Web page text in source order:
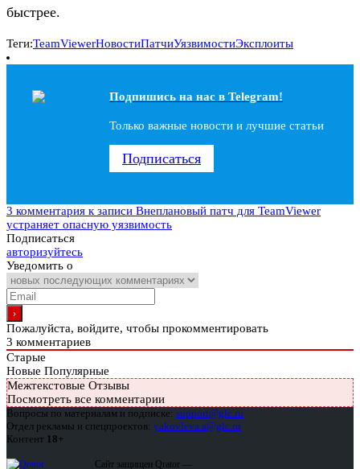
быстрее.
Теги:TeamViewerНовостиПатчиУязвимостиЭксплоиты
Подпишись на наc в Telegram!
Только важные новости и лучшие статьи
Подписаться
3 комментария к записи Внеплановый патч для TeamViewer
устраняет опасную уязвимость
Подписаться
авторизуйтесь
Уведомить о
Пожалуйста, войдите, чтобы прокомментировать
3 комментариев
Старые
Новые Популярные
Межтекстовые Отзывы
Посмотреть все комментарии
Вопросы по материалам и подписке: support@glc.ru
Отдел рекламы и спецпроектов: yakovleva.a@glc.ru
Контент 18+
Сайт защищен Qrator —